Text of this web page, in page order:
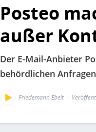
Posteo
außer
Der E-Mail-Anbieter
behördlichen
Friedemann Ebelt